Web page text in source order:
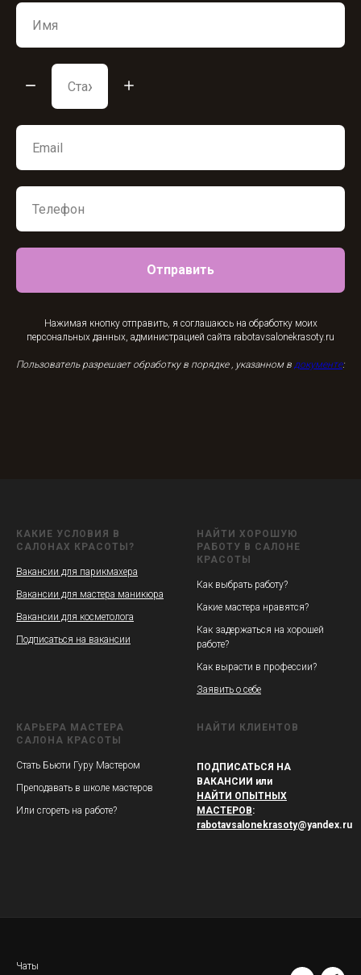
Отправить
Нажимая кнопку отправить, я соглашаюсь на обработку моих
персональных данных, администрацией сайта rabotavsalonekrasoty.ru
Пользователь разрешает обработку в порядке , указанном в документе:
КАКИЕ УСЛОВИЯ В
САЛОНАХ КРАСОТЫ?
Вакансии для парикмахера
Вакансии для мастера маникюра
Вакансии для косметолога
Подписаться на вакансии
НАЙТИ ХОРОШУЮ
РАБОТУ В САЛОНЕ
КРАСОТЫ
Как выбрать работу?
Какие мастера нравятся?
Как задержаться на хорошей
работе?
Как вырасти в профессии?
Заявить о себе
КАРЬЕРА МАСТЕРА
САЛОНА КРАСОТЫ
Стать Бьюти Гуру Мастером
Преподавать в школе мастеров
Или сгореть на работе?
НАЙТИ КЛИЕНТОВ
ПОДПИСАТЬСЯ НА
ВАКАНСИИ или
НАЙТИ ОПЫТНЫХ
МАСТЕРОВ:
rabotavsalonekrasoty@yandex.ru
Чаты